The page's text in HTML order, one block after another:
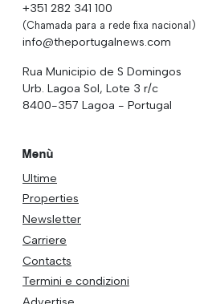
+351 282 341 100
(Chamada para a rede fixa nacional)
info@theportugalnews.com
Rua Municipio de S Domingos
Urb. Lagoa Sol, Lote 3 r/c
8400-357 Lagoa - Portugal
Menù
Ultime
Properties
Newsletter
Carriere
Contacts
Termini e condizioni